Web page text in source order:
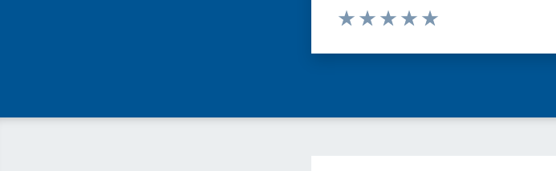
Valuta da 1 a 5 stelle la pagina